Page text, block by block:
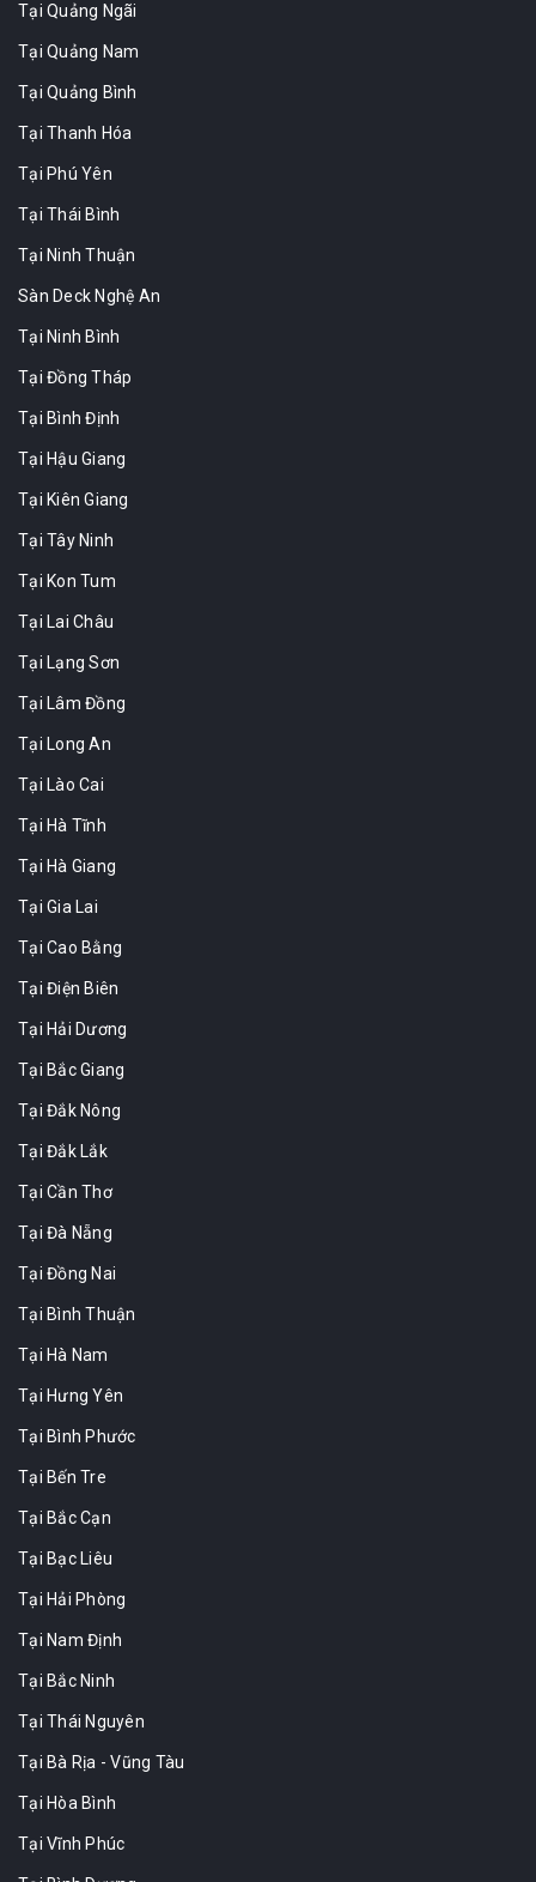
Tại Quảng Ngãi
Tại Quảng Nam
Tại Quảng Bình
Tại Thanh Hóa
Tại Phú Yên
Tại Thái Bình
Tại Ninh Thuận
Sàn Deck Nghệ An
Tại Ninh Bình
Tại Đồng Tháp
Tại Bình Định
Tại Hậu Giang
Tại Kiên Giang
Tại Tây Ninh
Tại Kon Tum
Tại Lai Châu
Tại Lạng Sơn
Tại Lâm Đồng
Tại Long An
Tại Lào Cai
Tại Hà Tĩnh
Tại Hà Giang
Tại Gia Lai
Tại Cao Bằng
Tại Điện Biên
Tại Hải Dương
Tại Bắc Giang
Tại Đắk Nông
Tại Đắk Lắk
Tại Cần Thơ
Tại Đà Nẵng
Tại Đồng Nai
Tại Bình Thuận
Tại Hà Nam
Tại Hưng Yên
Tại Bình Phước
Tại Bến Tre
Tại Bắc Cạn
Tại Bạc Liêu
Tại Hải Phòng
Tại Nam Định
Tại Bắc Ninh
Tại Thái Nguyên
Tại Bà Rịa - Vũng Tàu
Tại Hòa Bình
Tại Vĩnh Phúc